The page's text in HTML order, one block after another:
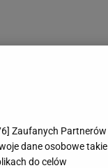
] Zaufanych Partnerów
dane osobowe takie
do celów